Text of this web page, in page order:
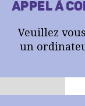
APPEL À
Veuillez
un